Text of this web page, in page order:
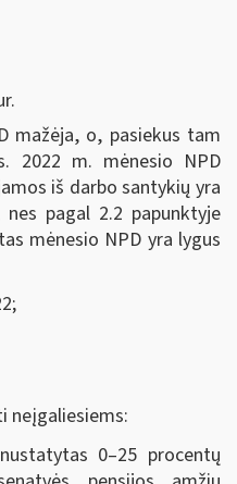
mažėja, o, pasiekus tam
2022 m. mėnesio NPD
iš darbo santykių yra
pagal 2.2 papunktyje
mėnesio NPD yra lygus
neįgaliesiems:
0–25 procentų